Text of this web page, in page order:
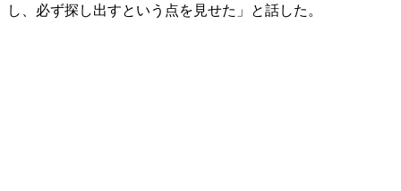
し、必ず探し出すという点を見せた」と話した。